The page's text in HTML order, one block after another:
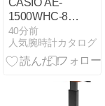
1500WHC-8A
の多機能デジ
タル腕時計レ
ビュー
40分前
人気腕時計カタログ